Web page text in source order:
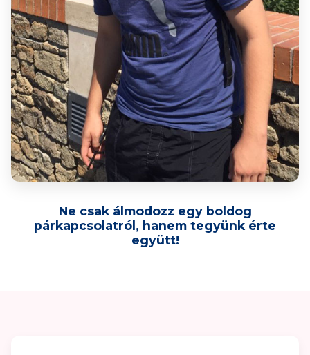
Ne csak álmodozz egy boldog
párkapcsolatról, hanem tegyünk érte
együtt!